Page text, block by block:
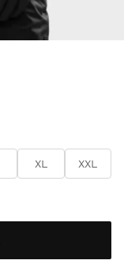
XL XXL